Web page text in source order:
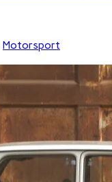
Motorsport